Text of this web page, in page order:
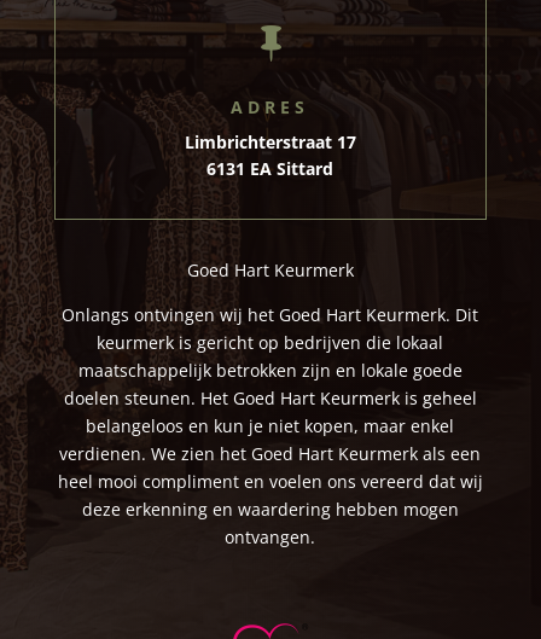

ADRES
Limbrichterstraat 17
6131 EA Sittard
Goed Hart Keurmerk
Onlangs ontvingen wij het Goed Hart Keurmerk. Dit
keurmerk is gericht op bedrijven die lokaal
maatschappelijk betrokken zijn en lokale goede
doelen steunen. Het Goed Hart Keurmerk is geheel
belangeloos en kun je niet kopen, maar enkel
verdienen. We zien het Goed Hart Keurmerk als een
heel mooi compliment en voelen ons vereerd dat wij
deze erkenning en waardering hebben mogen
ontvangen.